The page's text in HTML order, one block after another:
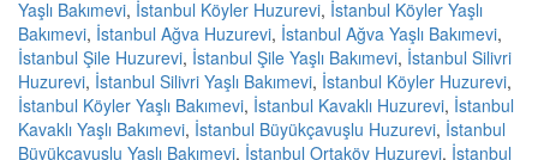
Yaşlı Bakımevi, İstanbul Köyler Huzurevi, İstanbul Köyler Yaşlı
Bakımevi, İstanbul Ağva Huzurevi, İstanbul Ağva Yaşlı Bakımevi,
İstanbul Şile Huzurevi, İstanbul Şile Yaşlı Bakımevi, İstanbul Silivri
Huzurevi, İstanbul Silivri Yaşlı Bakımevi, İstanbul Köyler Huzurevi,
İstanbul Köyler Yaşlı Bakımevi, İstanbul Kavaklı Huzurevi, İstanbul
Kavaklı Yaşlı Bakımevi, İstanbul Büyükçavuşlu Huzurevi, İstanbul
Büyükçavuşlu Yaşlı Bakımevi, İstanbul Ortaköy Huzurevi, İstanbul